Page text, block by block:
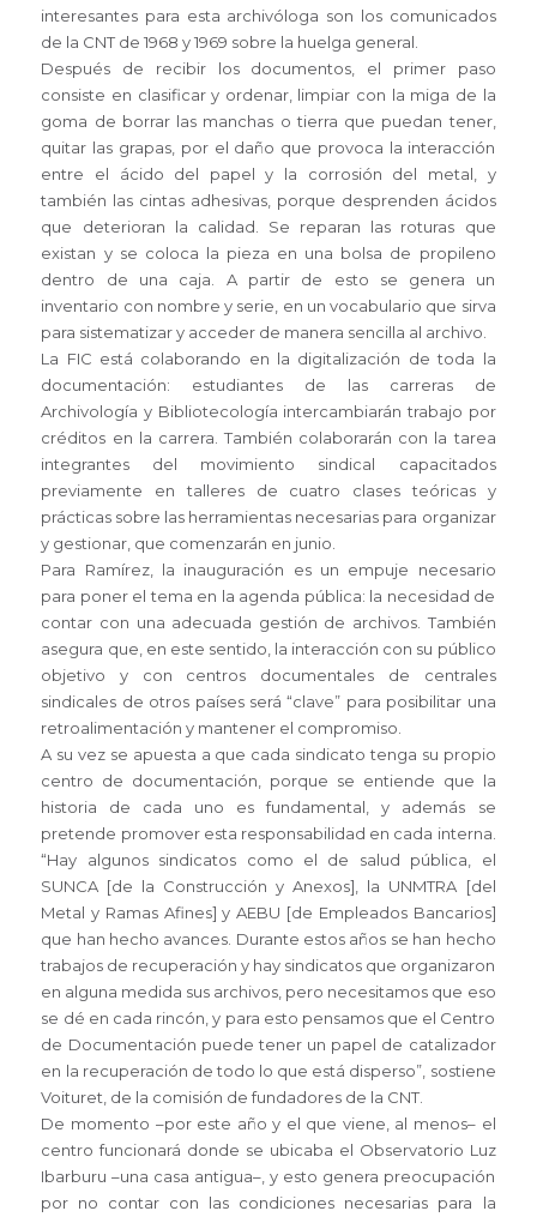
interesantes para esta archivóloga son los comunicados
de la CNT de 1968 y 1969 sobre la huelga general.
Después de recibir los documentos, el primer paso
consiste en clasificar y ordenar, limpiar con la miga de la
goma de borrar las manchas o tierra que puedan tener,
quitar las grapas, por el daño que provoca la interacción
entre el ácido del papel y la corrosión del metal, y
también las cintas adhesivas, porque desprenden ácidos
que deterioran la calidad. Se reparan las roturas que
existan y se coloca la pieza en una bolsa de propileno
dentro de una caja. A partir de esto se genera un
inventario con nombre y serie, en un vocabulario que sirva
para sistematizar y acceder de manera sencilla al archivo.
La FIC está colaborando en la digitalización de toda la
documentación: estudiantes de las carreras de
Archivología y Bibliotecología intercambiarán trabajo por
créditos en la carrera. También colaborarán con la tarea
integrantes del movimiento sindical capacitados
previamente en talleres de cuatro clases teóricas y
prácticas sobre las herramientas necesarias para organizar
y gestionar, que comenzarán en junio.
Para Ramírez, la inauguración es un empuje necesario
para poner el tema en la agenda pública: la necesidad de
contar con una adecuada gestión de archivos. También
asegura que, en este sentido, la interacción con su público
objetivo y con centros documentales de centrales
sindicales de otros países será “clave” para posibilitar una
retroalimentación y mantener el compromiso.
A su vez se apuesta a que cada sindicato tenga su propio
centro de documentación, porque se entiende que la
historia de cada uno es fundamental, y además se
pretende promover esta responsabilidad en cada interna.
“Hay algunos sindicatos como el de salud pública, el
SUNCA [de la Construcción y Anexos], la UNMTRA [del
Metal y Ramas Afines] y AEBU [de Empleados Bancarios]
que han hecho avances. Durante estos años se han hecho
trabajos de recuperación y hay sindicatos que organizaron
en alguna medida sus archivos, pero necesitamos que eso
se dé en cada rincón, y para esto pensamos que el Centro
de Documentación puede tener un papel de catalizador
en la recuperación de todo lo que está disperso”, sostiene
Voituret, de la comisión de fundadores de la CNT.
De momento –por este año y el que viene, al menos– el
centro funcionará donde se ubicaba el Observatorio Luz
Ibarburu –una casa antigua–, y esto genera preocupación
por no contar con las condiciones necesarias para la